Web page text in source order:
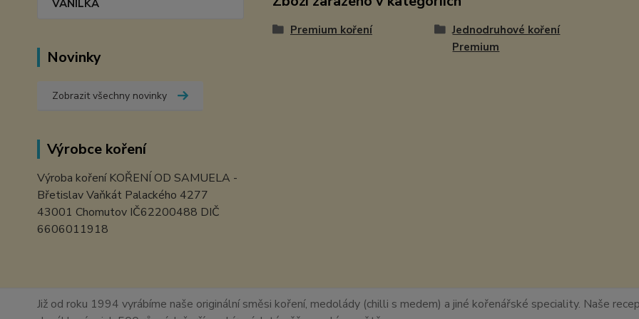
VANILKA
Novinky
Zobrazit všechny novinky
Výrobce koření
Výroba koření KOŘENÍ OD SAMUELA -
Břetislav Vaňkát Palackého 4277
43001 Chomutov IČ62200488 DIČ
6606011918
Premium koření
Jednodruhové koření
Premium
Již od roku 1994 vyrábíme naše originální směsi koření, medolády (chilli s medem) a jiné kořenářské speciality. Naše